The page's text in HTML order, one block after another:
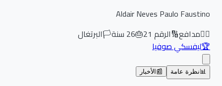
Aldair Neves Paulo Faustino
مدافع🔢الرقم21
🎂
26سنة🏳️البرتغال
ليفسكي صوفيا
نظرة عامة 📰 الأخبار